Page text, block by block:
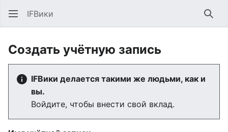
IFВики
Создать учётную запись
IFВики делается такими же людьми, как и
вы.
Войдите, чтобы внести свой вклад.